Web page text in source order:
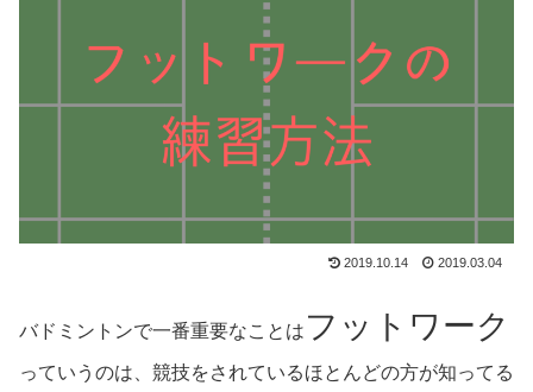
2019.10.14 2019.03.04
バドミントンで一番重要なことは フットワーク
っていうのは、競技をされているほとんどの方が知ってる